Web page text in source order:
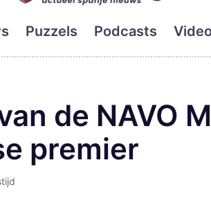
Puzzels Podcasts
de NAVO
premier